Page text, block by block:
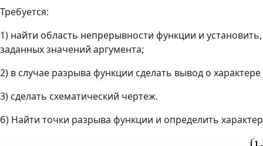
Требуется:
1) найти область непрерывности функции и
заданных значений аргумента;
2) в случае разрыва функции сделать вывод о
3) сделать схематический чертеж.
б) Найти точки разрыва функции и определить